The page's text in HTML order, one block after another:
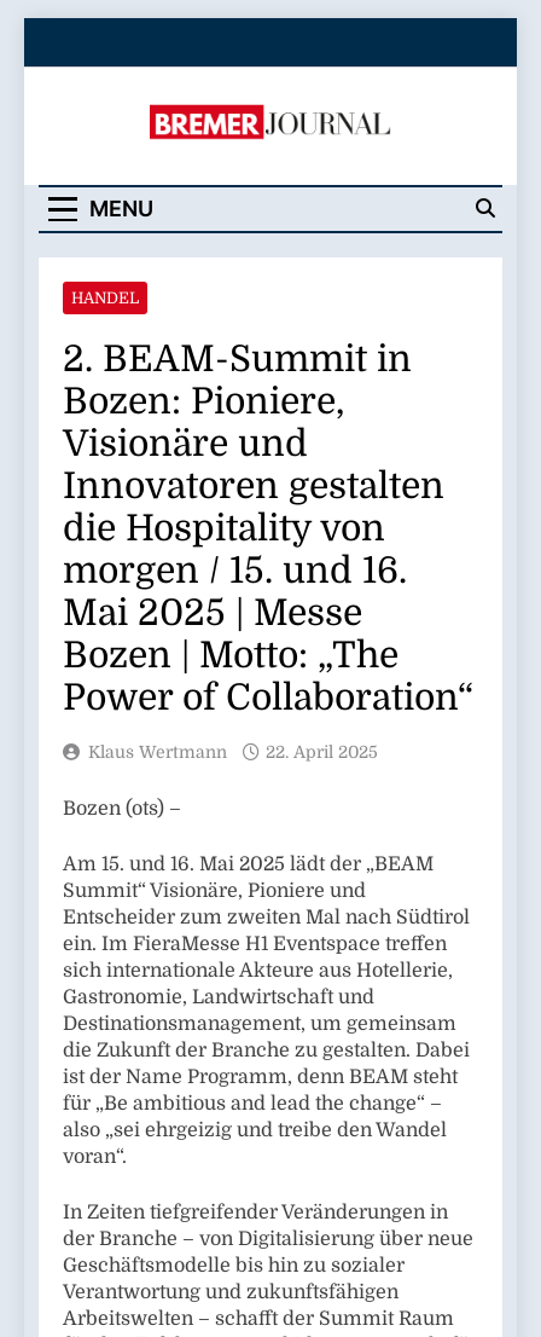
Bremer Journal
MENU
HANDEL
2. BEAM-Summit in
Bozen: Pioniere,
Visionäre und
Innovatoren gestalten
die Hospitality von
morgen / 15. und 16.
Mai 2025 | Messe
Bozen | Motto: „The
Power of Collaboration“
Klaus Wertmann 22. April 2025
Bozen (ots) –
Am 15. und 16. Mai 2025 lädt der „BEAM
Summit“ Visionäre, Pioniere und
Entscheider zum zweiten Mal nach Südtirol
ein. Im FieraMesse H1 Eventspace treffen
sich internationale Akteure aus Hotellerie,
Gastronomie, Landwirtschaft und
Destinationsmanagement, um gemeinsam
die Zukunft der Branche zu gestalten. Dabei
ist der Name Programm, denn BEAM steht
für „Be ambitious and lead the change“ –
also „sei ehrgeizig und treibe den Wandel
voran“.
In Zeiten tiefgreifender Veränderungen in
der Branche – von Digitalisierung über neue
Geschäftsmodelle bis hin zu sozialer
Verantwortung und zukunftsfähigen
Arbeitswelten – schafft der Summit Raum